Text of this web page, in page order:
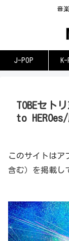
音
J-POP K-
TOBEセト
to
このサイトはア
含む）を掲載し